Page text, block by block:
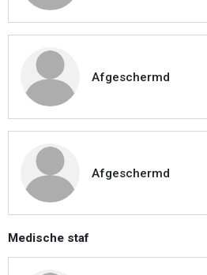
Afgeschermd
Afgeschermd
Medische staf